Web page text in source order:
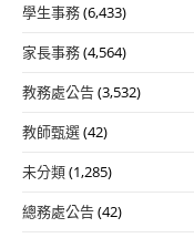
學生事務(6,433)
家長事務(4,564)
教務處公告(3,532)
教師甄選(42)
未分類(1,285)
總務處公告(42)